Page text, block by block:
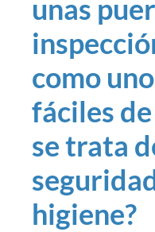
unas
como
fáciles
se trata
higiene?